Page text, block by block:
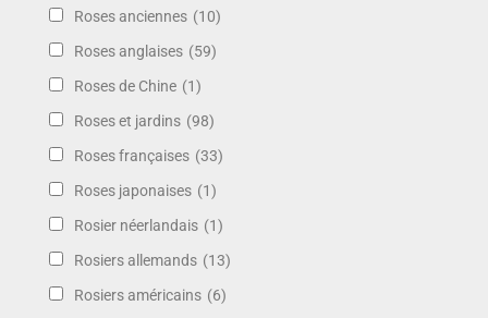
Roses anciennes (10)
Roses anglaises (59)
Roses de Chine (1)
Roses et jardins (98)
Roses françaises (33)
Roses japonaises (1)
Rosier néerlandais (1)
Rosiers allemands (13)
Rosiers américains (6)